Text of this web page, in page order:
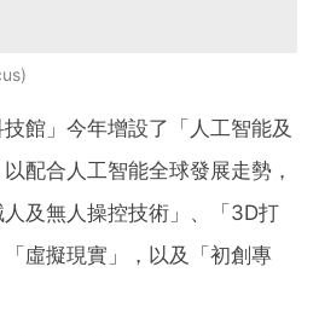
館」今年增設了「人工智能及
配合人工智能全球發展走勢，
及無人操控技術」、「3D打
虛擬現實」，以及「初創專